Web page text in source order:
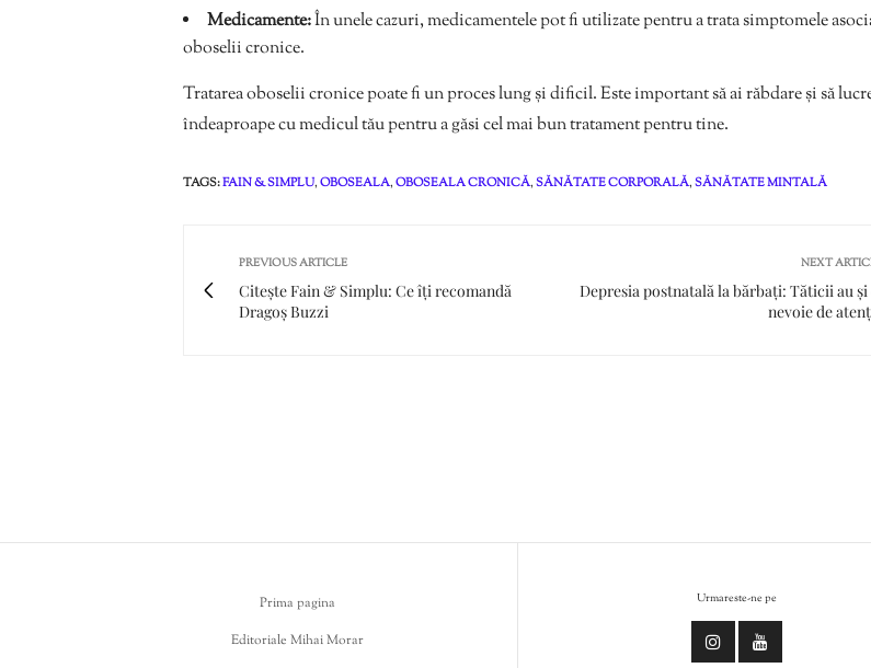
Medicamente:În unele cazuri, medicamentele pot fi utilizate pentru a trata simptomele
oboselii cronice.
Tratarea oboselii cronice poate fi un proces lung și dificil. Este important să ai răbdare și să
îndeaproape cu medicul tău pentru a găsi cel mai bun tratament pentru tine.
TAGS:FAIN & SIMPLU,OBOSEALA,OBOSEALA CRONICĂ,SĂNĂTATE CORPORALĂ,SĂNĂTATE MINTALĂ
PREVIOUS ARTICLE
Citește Fain & Simplu: Ce îți recomandă
Dragoș Buzzi
NEXT
Depresia postnatală la bărbați: Tăticii au și
nevoie de
Prima pagina
Editoriale Mihai Morar
Urmareste-ne pe